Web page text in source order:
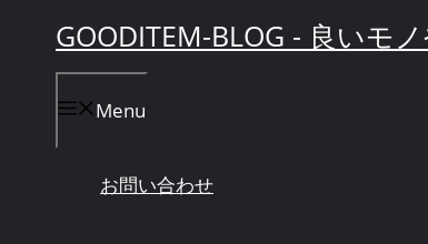
GOODITEM-BLOG - 良いモ
Menu
お問い合わせ